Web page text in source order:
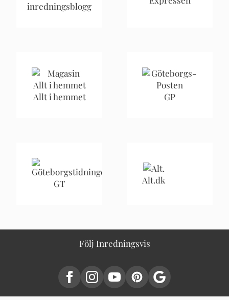
inredningsblogg
Allt i hemmet GP
GT Alt.dk
Följ Inredningsvis